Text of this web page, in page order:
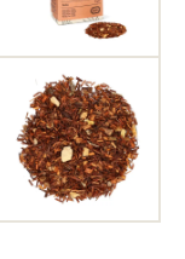
geen toelichting